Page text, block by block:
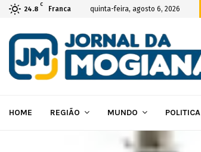
24.8
C
Franca quinta-feira, agosto 6, 2026
da construção das novas instalações…
HOME REGIÃO MUNDO POLITICA